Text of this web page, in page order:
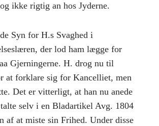
ikke rigtig an hos Jyderne.
Syn for H.s Svaghed i
der lod ham lægge for
Gjerningerne. H. drog nu til
at forklare sig for Kancelliet, men
Det er vitterligt, at han nu anede
selv i en Bladartikel Avg. 1804
af at miste sin Frihed. Under disse